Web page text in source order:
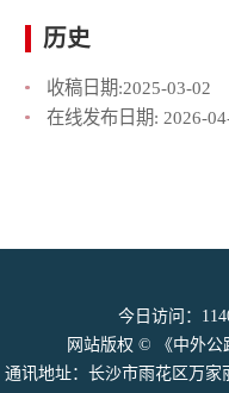
历史
收稿日期:2025-03-02
在线发布日期: 2026-
今日访问：
网站版权 © 《中外公
通讯地址：长沙市雨花区万家